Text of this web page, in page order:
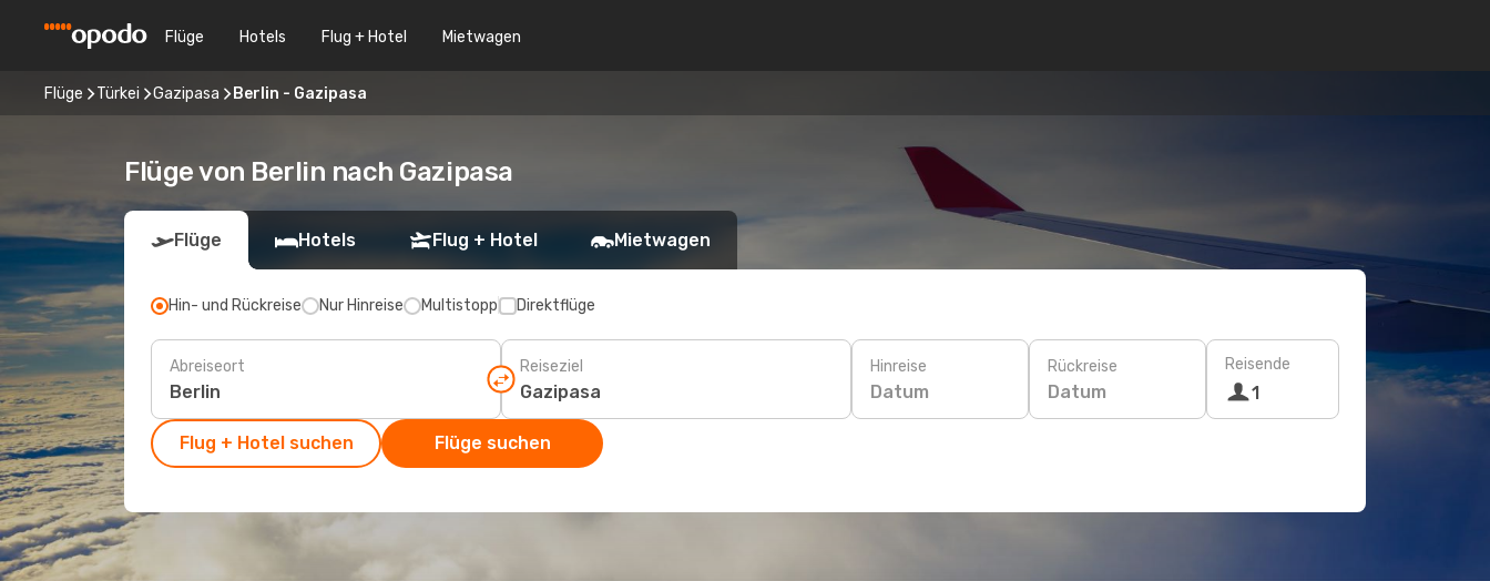
Flüge Hotels Flug + Hotel Mietwagen
Flüge Türkei Gazipasa Berlin - Gazipasa
Flüge von Berlin nach Gazipasa
Flüge Hotels Flug + Hotel Mietwagen
Hin- und Rückreise Nur Hinreise Multistopp Direktflüge
Abreiseort Reiseziel Hinreise
Datum
Rückreise
Datum
Reisende
1
Flug + Hotel suchen Flüge suchen